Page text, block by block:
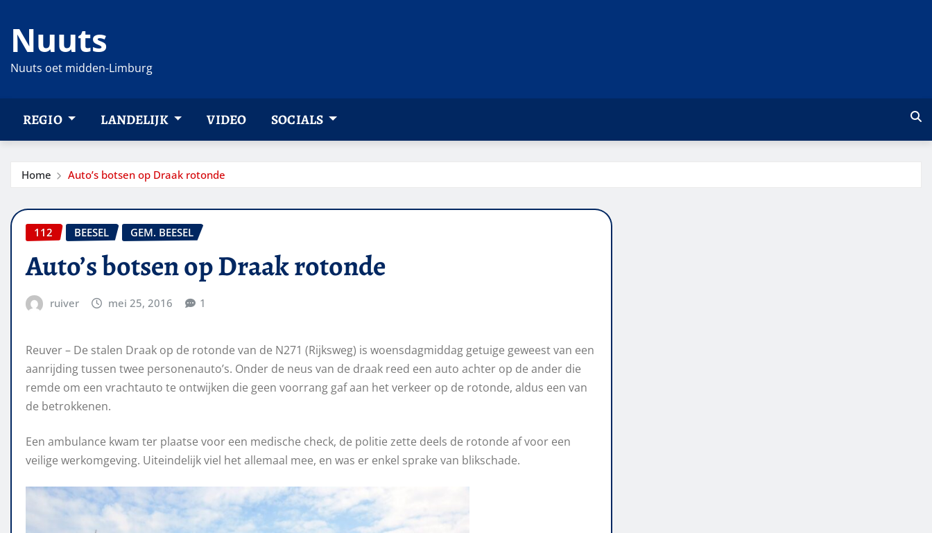
naar
inhoud
Nuuts
Nuuts oet midden-Limburg
REGIO LANDELIJK VIDEO SOCIALS
Home Auto’s botsen op Draak rotonde
112 BEESEL GEM. BEESEL
Auto’s botsen op Draak rotonde
ruiver mei 25, 2016 1
Reuver – De stalen Draak op de rotonde van de N271 (Rijksweg) is woensdagmiddag getuige geweest van een
aanrijding tussen twee personenauto’s. Onder de neus van de draak reed een auto achter op de ander die
remde om een vrachtauto te ontwijken die geen voorrang gaf aan het verkeer op de rotonde, aldus een van
de betrokkenen.
Een ambulance kwam ter plaatse voor een medische check, de politie zette deels de rotonde af voor een
veilige werkomgeving. Uiteindelijk viel het allemaal mee, en was er enkel sprake van blikschade.